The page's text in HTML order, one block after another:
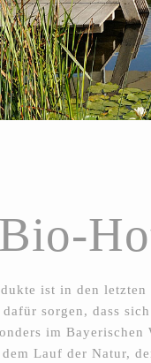
ist in den
sorgen, dass
im
Lauf der Natur,